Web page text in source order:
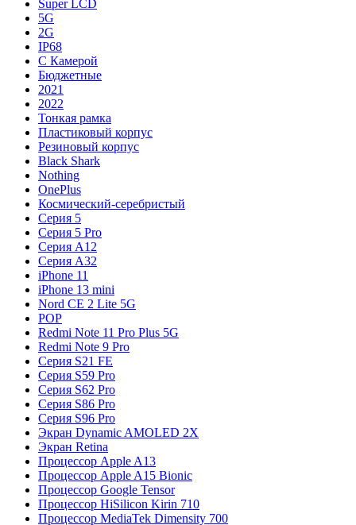
Super LCD
5G
2G
IP68
С Камерой
Бюджетные
2021
2022
Тонкая рамка
Пластиковый корпус
Резиновый корпус
Black Shark
Nothing
OnePlus
Космический-серебристый
Серия 5
Серия 5 Pro
Серия A12
Серия A32
iPhone 11
iPhone 13 mini
Nord CE 2 Lite 5G
POP
Redmi Note 11 Pro Plus 5G
Redmi Note 9 Pro
Серия S21 FE
Серия S59 Pro
Серия S62 Pro
Серия S86 Pro
Серия S96 Pro
Экран Dynamic AMOLED 2X
Экран Retina
Процессор Apple A13
Процессор Apple A15 Bionic
Процессор Google Tensor
Процессор HiSilicon Kirin 710
Процессор MediaTek Dimensity 700